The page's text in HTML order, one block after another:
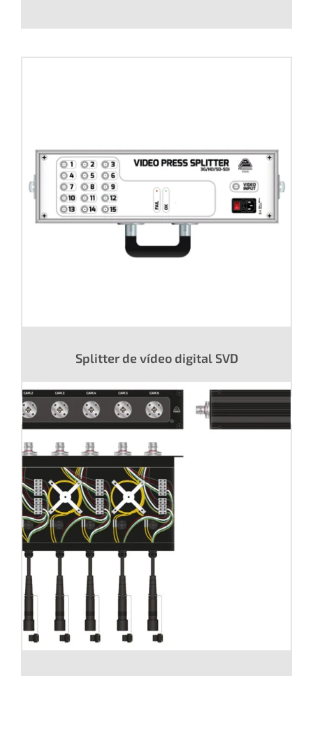
Splitter de vídeo digital SVD
Caja de empalme SMPTE 304 por fusión